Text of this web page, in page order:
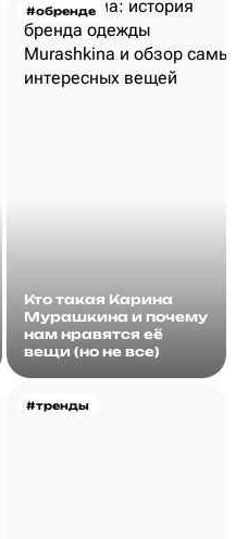
#обренде
Кто такая Карина
Мурашкина и почему
нам нравятся её
вещи (но не все)
#тренды